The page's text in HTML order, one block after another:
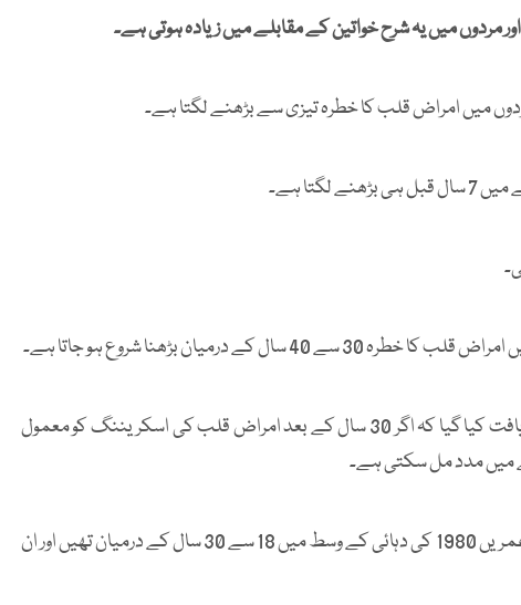
مردوں میں یہ شرح خواتین کے مقابلے میں زیادہ ہوتی ہے۔
میں امراض قلب کا خطرہ تیزی سے بڑھنے لگتا ہے۔
ہے۔
درمیان بڑھنا شروع ہو جاتا ہے۔
30 سال سے زائد عرصے تک جاری رہنے والی تحقیق میں دریافت کیا گیا کہ اگر 30 سال کے بعد امراض قلب کی اسکریننگ کو معمول
میں مدد مل سکتی ہے۔
اس تحقیق میں 5100 سے زائد افراد کو شامل کیا گیا جن کی عمریں 1980 کی دہائی کے وسط میں 18 سے 30 سال کے درمیان تھیں اور ان